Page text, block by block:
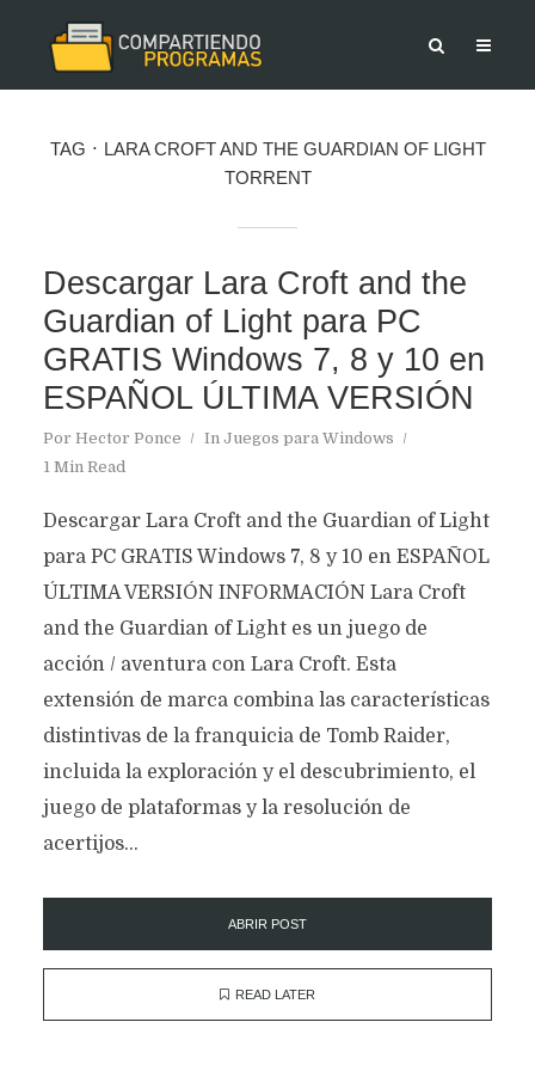
TAG
LARA CROFT AND THE GUARDIAN OF LIGHT
TORRENT
Descargar Lara Croft and the
Guardian of Light para PC
GRATIS Windows 7, 8 y 10 en
ESPAÑOL ÚLTIMA VERSIÓN
Por Hector Ponce In Juegos para Windows
1 Min Read
Descargar Lara Croft and the Guardian of Light
para PC GRATIS Windows 7, 8 y 10 en ESPAÑOL
ÚLTIMA VERSIÓN INFORMACIÓN Lara Croft
and the Guardian of Light es un juego de
acción / aventura con Lara Croft. Esta
extensión de marca combina las características
distintivas de la franquicia de Tomb Raider,
incluida la exploración y el descubrimiento, el
juego de plataformas y la resolución de
acertijos...
ABRIR POST
READ LATER